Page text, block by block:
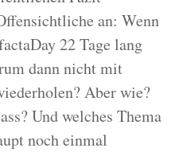
an: Wenn
22 Tage lang
dann nicht mit
Aber wie?
Und welches Thema
noch einmal